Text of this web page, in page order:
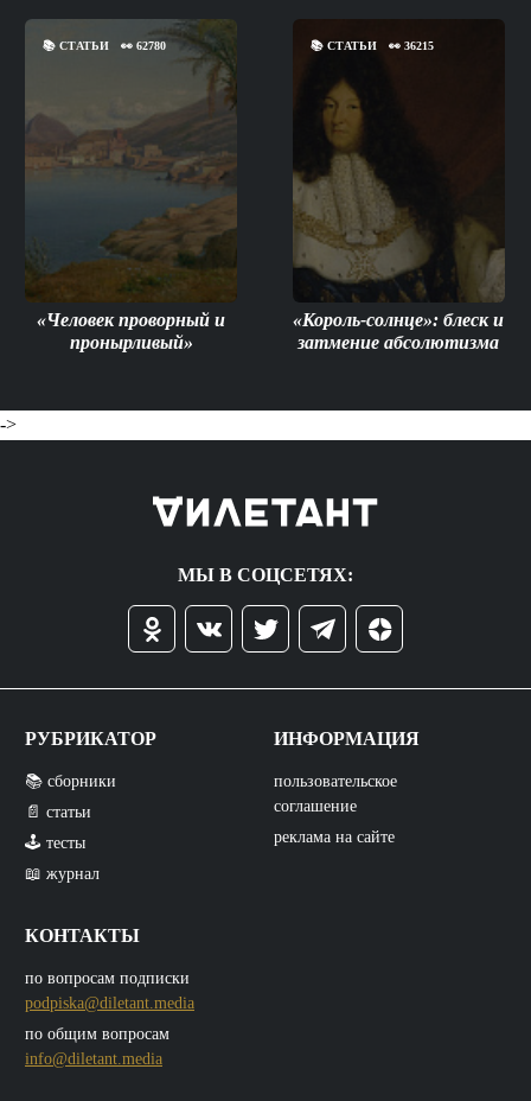
📚 СТАТЬИ 👀 62780
«Человек проворный и
пронырливый»
📚СТАТЬИ 👀36215
«Король-солнце»: блеск и
затмение абсолютизма
->
МЫ В СОЦСЕТЯХ:
РУБРИКАТОР
📚 сборники
📄 статьи
🕹️ тесты
📖 журнал
КОНТАКТЫ
по вопросам подписки
podpiska@diletant.media
по общим вопросам
info@diletant.media
ИНФОРМАЦИЯ
пользовательское
соглашение
реклама на сайте